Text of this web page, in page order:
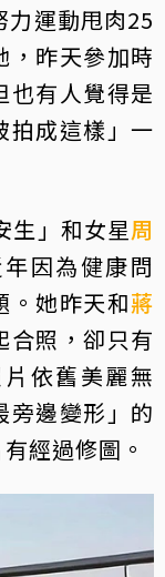
力運動甩肉25
，昨天參加時
也有人覺得是
拍成這樣」一
生」和女星周
因為健康問
。她昨天和蔣
合照，卻只有
依舊美麗無
旁邊變形」的
經過修圖。